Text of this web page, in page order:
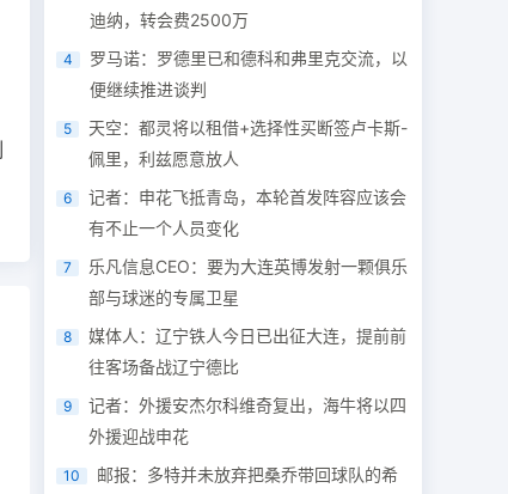
迪纳，转会费2500万
4
罗马诺：罗德里已和德科和弗里克交流，以
便继续推进谈判
5
天空：都灵将以租借+选择性买断签卢卡斯-
佩里，利兹愿意放人
6
记者：申花飞抵青岛，本轮首发阵容应该会
有不止一个人员变化
7
乐凡信息CEO：要为大连英博发射一颗俱乐
部与球迷的专属卫星
8
媒体人：辽宁铁人今日已出征大连，提前前
往客场备战辽宁德比
9
记者：外援安杰尔科维奇复出，海牛将以四
外援迎战申花
10
邮报：多特并未放弃把桑乔带回球队的希